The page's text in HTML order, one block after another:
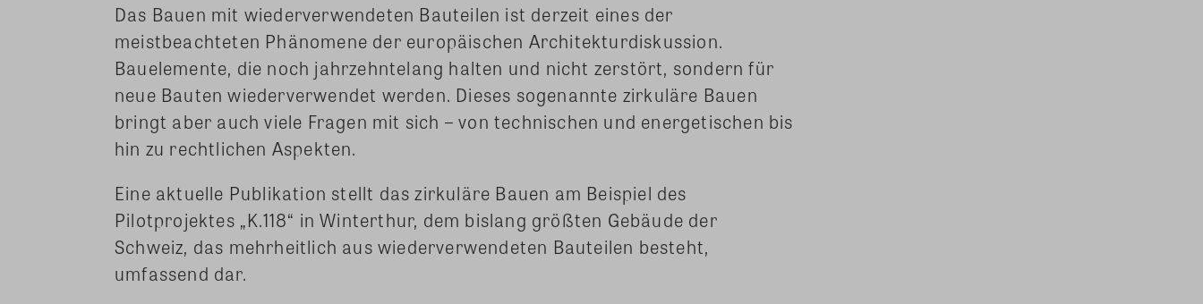
Das Bauen mit wiederverwendeten Bauteilen ist derzeit eines der
meistbeachteten Phänomene der europäischen Architekturdiskussion.
Bauelemente, die noch jahrzehntelang halten und nicht zerstört, sondern für
neue Bauten wiederverwendet werden. Dieses sogenannte zirkuläre Bauen
bringt aber auch viele Fragen mit sich – von technischen und energetischen bis
hin zu rechtlichen Aspekten.
Eine aktuelle Publikation stellt das zirkuläre Bauen am Beispiel des
Pilotprojektes „K.118“ in Winterthur, dem bislang größten Gebäude der
Schweiz, das mehrheitlich aus wiederverwendeten Bauteilen besteht,
umfassend dar.